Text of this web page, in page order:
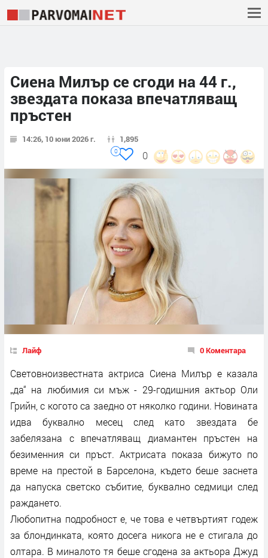
Сиена Милър се сгоди на 44 г.,
звездата показа впечатляващ
пръстен
14:26, 10 юни 2026 г. 1,895
0
0
Лайф 0 Коментара
Световноизвестната актриса Сиена Милър е казала
„да“ на любимия си мъж - 29-годишния актьор Оли
Грийн, с когото са заедно от няколко години. Новината
идва буквално месец след като звездата бе
забелязана с впечатляващ диамантен пръстен на
безименния си пръст. Актрисата показа бижуто по
време на престой в Барселона, където беше заснета
да напуска светско събитие, буквално седмици след
раждането.
Любопитна подробност е, че това е четвъртият годеж
за блондинката, която досега никога не е стигала до
олтара. В миналото тя беше сгодена за актьора Джуд